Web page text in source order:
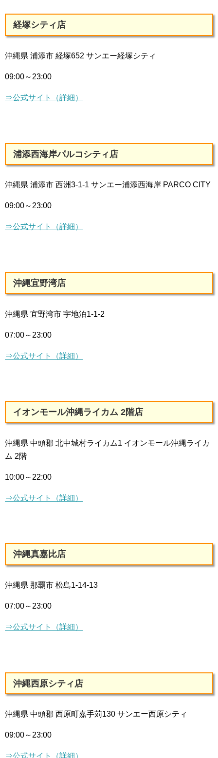
経塚シティ店
沖縄県 浦添市 経塚652 サンエー経塚シティ
09:00～23:00
⇒公式サイト（詳細）
浦添西海岸パルコシティ店
沖縄県 浦添市 西洲3-1-1 サンエー浦添西海岸 PARCO CITY
09:00～23:00
⇒公式サイト（詳細）
沖縄宜野湾店
沖縄県 宜野湾市 宇地泊1-1-2
07:00～23:00
⇒公式サイト（詳細）
イオンモール沖縄ライカム 2階店
沖縄県 中頭郡 北中城村ライカム1 イオンモール沖縄ライカ
ム 2階
10:00～22:00
⇒公式サイト（詳細）
沖縄真嘉比店
沖縄県 那覇市 松島1-14-13
07:00～23:00
⇒公式サイト（詳細）
沖縄西原シティ店
沖縄県 中頭郡 西原町嘉手苅130 サンエー西原シティ
09:00～23:00
⇒公式サイト（詳細）